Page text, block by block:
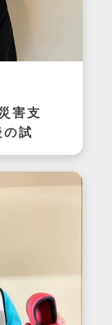
害支
試
パ